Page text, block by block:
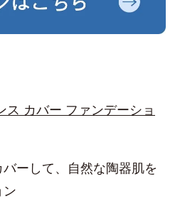
ス カバー ファンデーショ
ーして、自然な陶器肌を